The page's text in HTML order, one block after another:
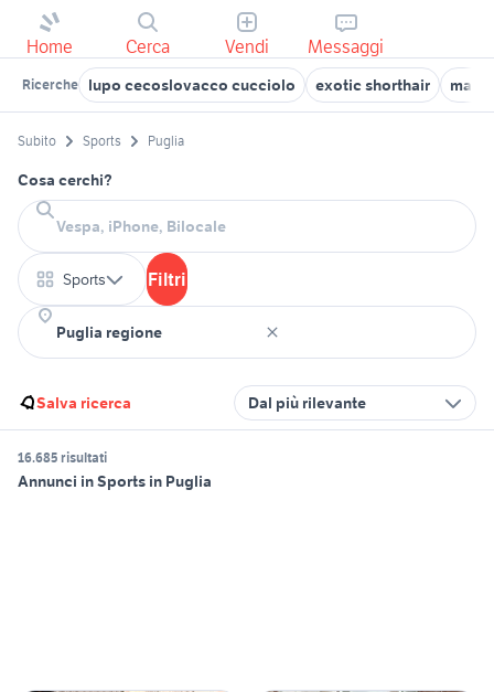
Home Cerca Vendi Messaggi
Ricerche lupo cecoslovacco cucciolo exotic shorthair
Subito Sports Puglia
Cosa cerchi?
Sports Filtri
Salva ricerca Dal più rilevante
16.685 risultati
Annunci in Sports in Puglia